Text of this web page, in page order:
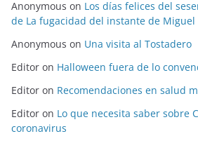
Anonymous on Los días felices del
de La fugacidad del instante de Miguel
Anonymous on Una visita al Tostadero
Editor on Halloween fuera de lo
Editor on Recomendaciones en salud
Editor on Lo que necesita saber sobre
coronavirus